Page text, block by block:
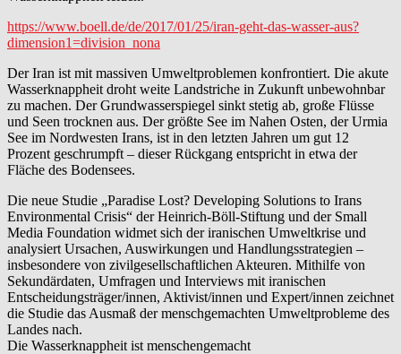
https://www.boell.de/de/2017/01/25/iran-geht-das-wasser-aus?
dimension1=division_nona
Der Iran ist mit massiven Umweltproblemen konfrontiert. Die akute
Wasserknappheit droht weite Landstriche in Zukunft unbewohnbar
zu machen. Der Grundwasserspiegel sinkt stetig ab, große Flüsse
und Seen trocknen aus. Der größte See im Nahen Osten, der Urmia
See im Nordwesten Irans, ist in den letzten Jahren um gut 12
Prozent geschrumpft – dieser Rückgang entspricht in etwa der
Fläche des Bodensees.
Die neue Studie „Paradise Lost? Developing Solutions to Irans
Environmental Crisis“ der Heinrich-Böll-Stiftung und der Small
Media Foundation widmet sich der iranischen Umweltkrise und
analysiert Ursachen, Auswirkungen und Handlungsstrategien –
insbesondere von zivilgesellschaftlichen Akteuren. Mithilfe von
Sekundärdaten, Umfragen und Interviews mit iranischen
Entscheidungsträger/innen, Aktivist/innen und Expert/innen zeichnet
die Studie das Ausmaß der menschgemachten Umweltprobleme des
Landes nach.
Die Wasserknappheit ist menschengemacht